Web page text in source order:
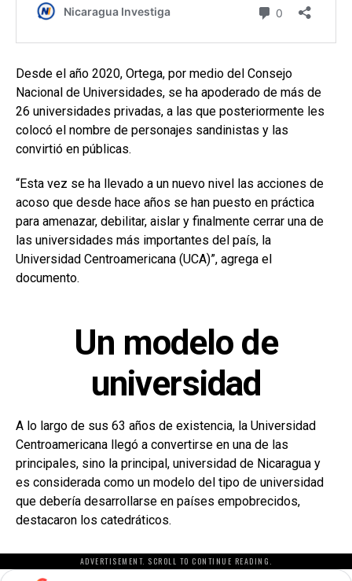
Desde el año 2020, Ortega, por medio del Consejo
Nacional de Universidades, se ha apoderado de más de
26 universidades privadas, a las que posteriormente les
colocó el nombre de personajes sandinistas y las
convirtió en públicas.
“Esta vez se ha llevado a un nuevo nivel las acciones de
acoso que desde hace años se han puesto en práctica
para amenazar, debilitar, aislar y finalmente cerrar una de
las universidades más importantes del país, la
Universidad Centroamericana (UCA)”, agrega el
documento.
Un modelo de
universidad
A lo largo de sus 63 años de existencia, la Universidad
Centroamericana llegó a convertirse en una de las
principales, sino la principal, universidad de Nicaragua y
es considerada como un modelo del tipo de universidad
que debería desarrollarse en países empobrecidos,
destacaron los catedráticos.
ADVERTISEMENT. SCROLL TO CONTINUE READING.